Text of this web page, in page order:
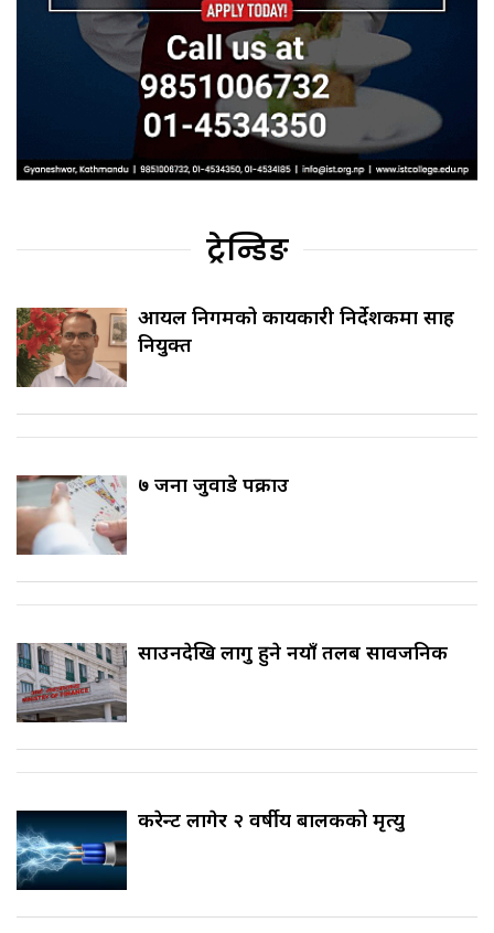
ट्रेन्डिङ
आयल निगमको कार्यकारी निर्देशकमा साह
नियुक्त
७ जना जुवाडे पक्राउ
साउनदेखि लागु हुने नयाँ तलब सार्वजनिक
करेन्ट लागेर २ वर्षीय बालकको मृत्यु